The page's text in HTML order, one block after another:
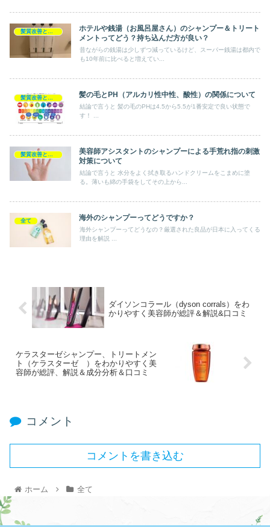
髪質改善とヘアの疑問
ホテルや銭湯（お風呂屋さん）のシャンプー＆トリート
メントってどう？持ち込んだ方が良い？
昔ながらの銭湯は少しずつ減っているけど、スーパー銭湯は都内で
も10年前に比べると増えてい...
髪質改善とヘアの疑問 髪の毛とPH（アルカリ性中性、酸性）の関係について
結論で言うと 髪の毛のPHは4.5から5.5が1番安定で良い状態で
す！ ...
美容師アシスタントのシャンプーによる手荒れ指の刺激
対策について
結論で言うと 水分をよく拭き取るハンドクリームをこまめに塗
る。薄いも綿の手袋をしてその上から...
全て 海外のシャンプーってどうですか？
海外シャンプーってどうなの？厳選された良品が日本に入ってくる
理由を解説 ...
ダイソンコラール（dyson corrals）をわ
かりやすく美容師が総評＆解説&口コミ
ケラスターゼシャンプー、トリートメン
ト（ケラスターゼ ）をわかりやすく美
容師が総評、解説＆成分分析＆口コミ
コメント
コメントを書き込む
ホーム 全て